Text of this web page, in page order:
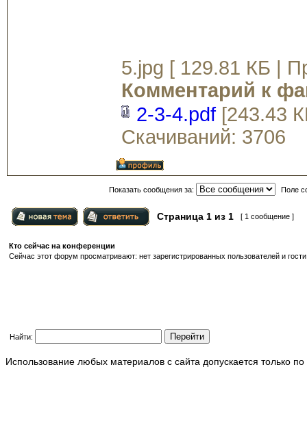
5.jpg [ 129.81 КБ |
Комментарий к
2-3-4.pdf[243.43
Скачиваний: 3706
Показать сообщения за: Поле
Страница 1 из 1 [ 1 сообщение ]
Кто сейчас на конференции
Сейчас этот форум просматривают: нет зарегистрированных пользователей и
Найти:
Использование любых материалов с сайта допускается только